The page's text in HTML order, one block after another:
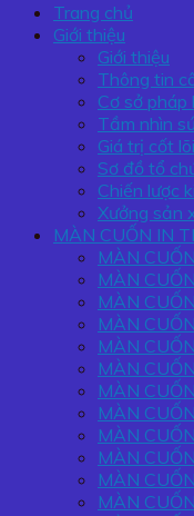
Trang chủ
Giới thiệu
Giới thiệu
Thông tin
Cơ sở pháp
Tầm nhìn
Giá trị cốt lõi
Sơ đồ tổ
Chiến lược
Xưởng sản
MÀN CUỐN IN
MÀN
MÀN
MÀN
MÀN
MÀN
MÀN
MÀN
MÀN
MÀN
MÀN
MÀN
MÀN